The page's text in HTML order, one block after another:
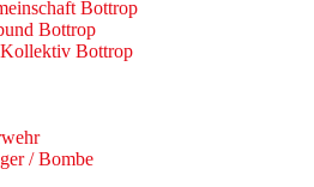
Bottrop
Bottrop
Bottrop
/ Bombe